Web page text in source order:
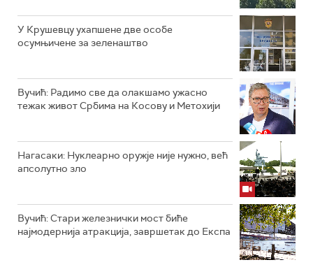
У Крушевцу ухапшене две особе
осумњичене за зеленаштво
Вучић: Радимо све да олакшамо ужасно
тежак живот Србима на Косову и Метохији
Нагасаки: Нуклеарно оружје није нужно, већ
апсолутно зло
Вучић: Стари железнички мост биће
најмодернија атракција, завршетак до Експа